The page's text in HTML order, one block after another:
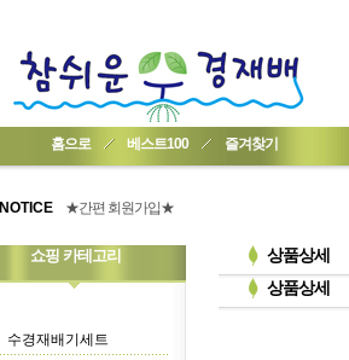
홈으로 베스트100 즐겨찾기
NOTICE
★기업회원가입 방법..
★간편 회원가입★
쇼핑 카테고리
수경재배기세트
상품상세
상품상세